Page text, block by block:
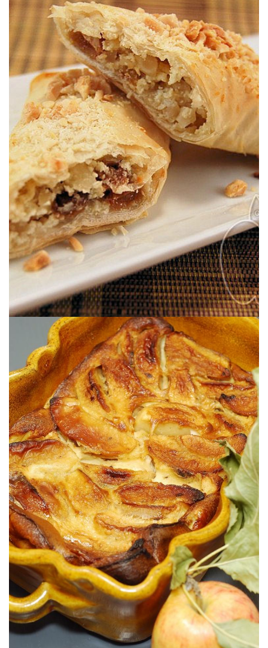
ROLLITOS DULCES DE PASTA FILO
CON ALMENDRAS & MIEL
Un postre sencillo y versátil a base de pasta filo.
FAR BRETON DE MANZANA
Sencillo y delicioso.